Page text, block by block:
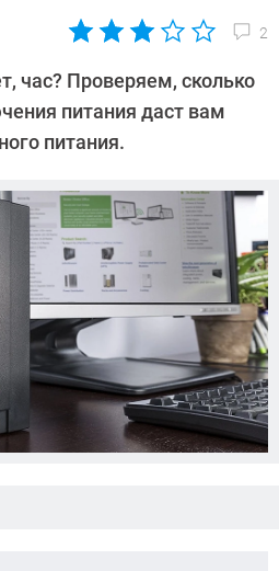
2
час? Проверяем, сколько
питания даст вам
питания.